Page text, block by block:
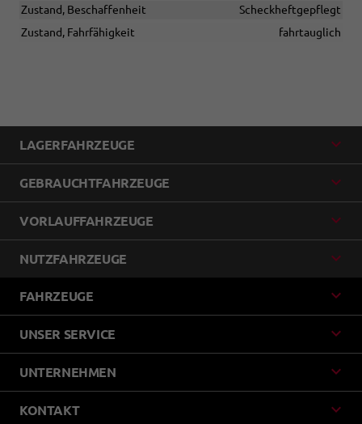
Zustand, Beschaffenheit
Scheckheftgepflegt
Zustand, Fahrfähigkeit
fahrtauglich
LAGERFAHRZEUGE
GEBRAUCHTFAHRZEUGE
VORLAUFFAHRZEUGE
NUTZFAHRZEUGE
FAHRZEUGE
UNSER SERVICE
UNTERNEHMEN
KONTAKT